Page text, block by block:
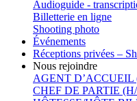
Audioguide -
Billetterie en ligne
Shooting photo
Événements
Réceptions privées –
Nous rejoindre
AGENT D’ACCUEIL
CHEF DE PARTIE